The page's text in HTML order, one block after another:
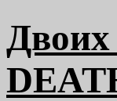
Двоих